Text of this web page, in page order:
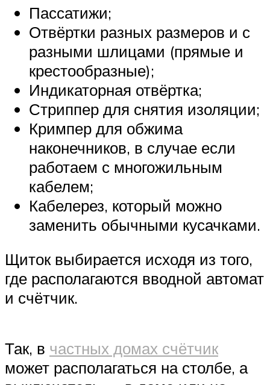
Пассатижи;
Отвёртки разных размеров и с
разными шлицами (прямые и
крестообразные);
Индикаторная отвёртка;
Стриппер для снятия изоляции;
Кримпер для обжима
наконечников, в случае если
работаем с многожильным
кабелем;
Кабелерез, который можно
заменить обычными кусачками.
Щиток выбирается исходя из того,
где располагаются вводной автомат
и счётчик.
Так, в частных домах счётчик
может располагаться на столбе, а